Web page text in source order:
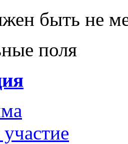
быть не
поля